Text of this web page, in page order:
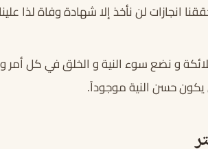
انجازات لن نأخذ إلا شهادة وفاة لذا
و نضع سوء النية و الخلق في كل
حسن النية موجوداً.